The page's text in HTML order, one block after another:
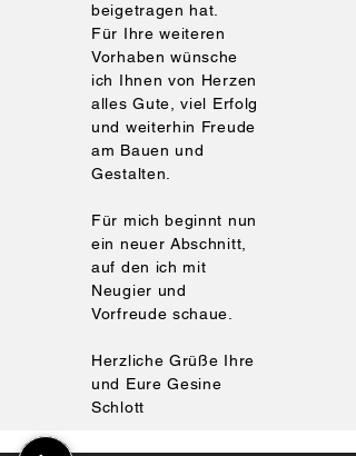
beigetragen hat.
Für Ihre weiteren
Vorhaben wünsche
ich Ihnen von Herzen
alles Gute, viel Erfolg
und weiterhin Freude
am Bauen und
Gestalten.
Für mich beginnt nun
ein neuer Abschnitt,
auf den ich mit
Neugier und
Vorfreude schaue.
Herzliche Grüße Ihre
und Eure Gesine
Schlott